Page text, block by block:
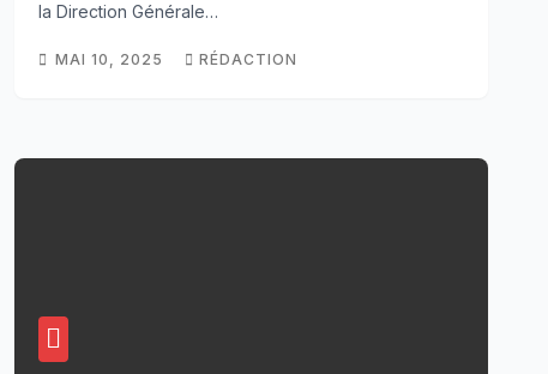
la Direction Générale…
MAI 10, 2025 RÉDACTION